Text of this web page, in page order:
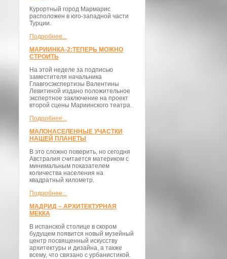
Курортный город Мармарис
расположен в юго-западной части
Турции.
Подробнее...
МАРИИНКА-2:ТЕПЕРЬ МОЖНО
СТРОИТЬ
На этой неделе за подписью
заместителя начальника
Главгосэкспертизы Валентины
Левитиной издано положительное
экспертное заключение на проект
второй сцены Мариинского театра.
Подробнее...
МАЛОНАСЕЛЕННЫЕ УЧАСТКИ
НАШЕЙ ПЛАНЕТЫ
В это сложно поверить, но сегодня
Австралия считается материком с
минимальным показателем
количества населения на
квадратный километр.
Подробнее...
МАДРИД – АРХИТЕКТУРНАЯ
МЕККА
В испанской столице в скором
будущем появится новый музейный
центр посвященный искусству
архитектуры и дизайна, а также
всему, что связано с урбанистикой.